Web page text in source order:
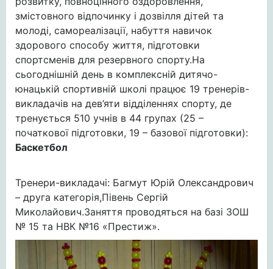
змістовного відпочинку і дозвілля дітей та
молоді, самореалізації, набуття навичок
здорового способу життя, підготовки
спортсменів для резервного спорту.На
сьогоднішній день в комплексній дитячо-
юнацькій спортивній школі працює 19 тренерів-
викладачів на дев’яти відділеннях спорту, де
тренується 510 учнів в 44 групах (25 –
початкової підготовки, 19 – базової підготовки):
Баскетбол
Тренери-викладачі: Багмут Юрій Олександрович
– друга категорія,Півень Сергій
Миколайович.Заняття проводяться на базі ЗОШ
№ 15 та НВК №16 «Престиж».